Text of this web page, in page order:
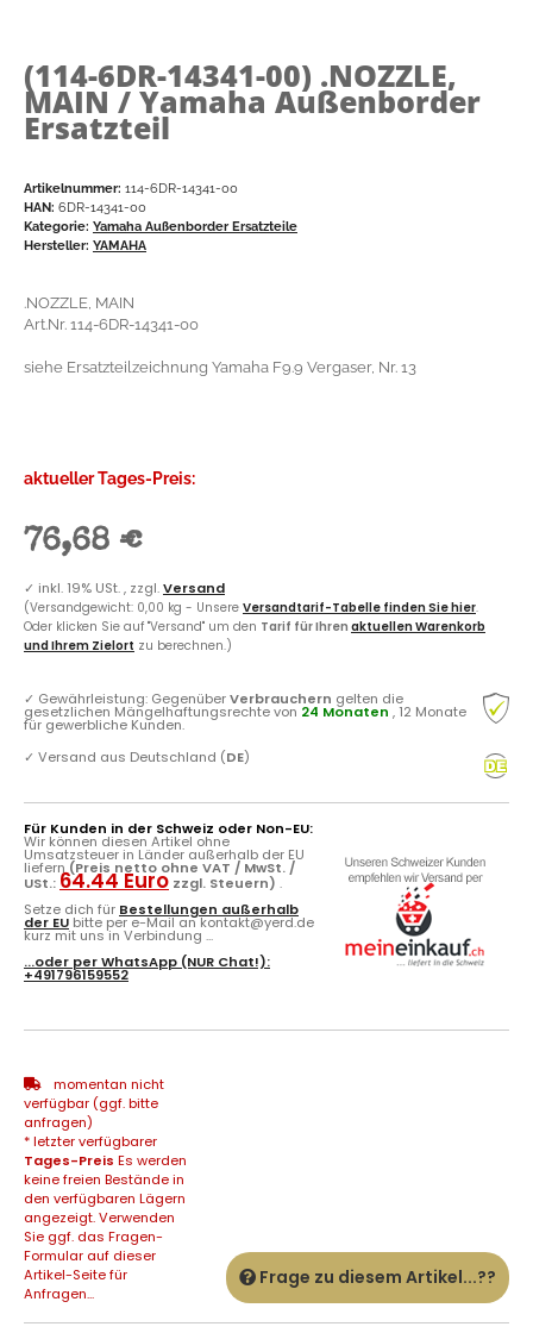
(114-6DR-14341-00) .NOZZLE,
MAIN / Yamaha Außenborder
Ersatzteil
Artikelnummer: 114-6DR-14341-00
HAN: 6DR-14341-00
Kategorie: Yamaha Außenborder Ersatzteile
Hersteller: YAMAHA
.NOZZLE, MAIN
Art.Nr. 114-6DR-14341-00
siehe Ersatzteilzeichnung Yamaha F9.9 Vergaser, Nr. 13
aktueller Tages-Preis:
76,68 €
✓ inkl. 19% USt. , zzgl.Versand
(Versandgewicht: 0,00 kg - Unsere Versandtarif-Tabelle finden Sie hier.
Oder klicken Sie auf "Versand" um den Tarif für Ihren aktuellen Warenkorb
und Ihrem Zielort zu berechnen.)
✓ Gewährleistung: GegenüberVerbrauchern gelten die
gesetzlichen Mängelhaftungsrechte von 24 Monaten , 12 Monate
für gewerbliche Kunden.
✓ Versand aus Deutschland (DE)
Für Kunden in der Schweiz oder Non-EU:
Wir können diesen Artikel ohne
Umsatzsteuer in Länder außerhalb der EU
liefern(Preis netto ohne VAT / MwSt. /
USt.: 64.44 Euro zzgl. Steuern) .
Setze dich für Bestellungen außerhalb
der EU bitte per e-Mail an kontakt@yerd.de
kurz mit uns in Verbindung ...
...oder perWhatsApp (NUR Chat!):
+491796159552
momentan nicht
verfügbar (ggf. bitte
anfragen)
* letzter verfügbarer
Tages-Preis Es werden
keine freien Bestände in
den verfügbaren Lägern
angezeigt. Verwenden
Sie ggf. das Fragen-
Formular auf dieser
Artikel-Seite für
Anfragen...
Frage zu diesem Artikel...??